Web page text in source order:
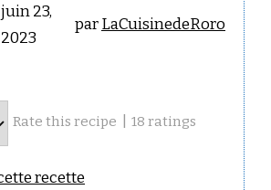
juin 23,
2023
parLaCuisinedeRoro
Rate this recipe 18 ratings